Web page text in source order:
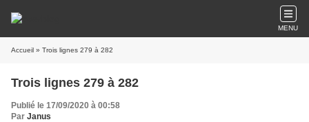
MENU
Accueil » Trois lignes 279 à 282
Trois lignes 279 à 282
Publié le 17/09/2020 à 00:58
Par Janus